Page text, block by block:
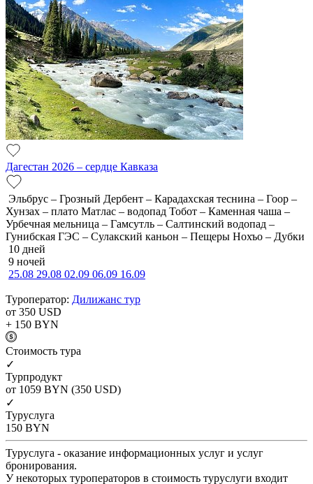
Дагестан 2026 – сердце Кавказа
Эльбрус – Грозный Дербент – Карадахская теснина – Гоор –
Хунзах – плато Матлас – водопад Тобот – Каменная чаша –
Урбечная мельница – Гамсутль – Салтинский водопад –
Гунибская ГЭС – Сулакский каньон – Пещеры Нохъо – Дубки
10 дней
9 ночей
25.08 29.08 02.09 06.09 16.09
Туроператор: Дилижанс тур
от 350 USD
+ 150 BYN
Cтоимость тура
✓
Турпродукт
от 1059 BYN (350 USD)
✓
Туруслуга
150 BYN
Туруслуга - оказание информационных услуг и услуг
бронирования.
У некоторых туроператоров в стоимость туруслуги входит